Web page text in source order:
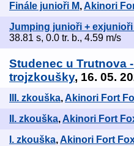
Finále junioři M,Akinori
Jumping junioři + exjunioři
38.81 s, 0.0 tr. b., 4.59 m/s
Studenec u Trutnova
trojzkoušky, 16. 05.
III. zkouška,Akinori Fort
II. zkouška, Akinori Fort
I. zkouška,Akinori Fort